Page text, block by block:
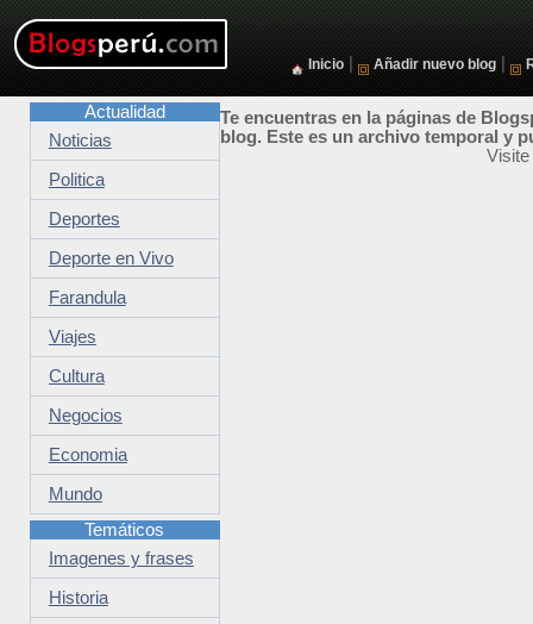
Inicio Añadir nuevo blog
Te encuentras en la páginas de
blog. Este es un archivo temporal y
Visite
Actualidad
Noticias
Politica
Deportes
Deporte en Vivo
Farandula
Viajes
Cultura
Negocios
Economia
Mundo
Temáticos
Imagenes y frases
Historia